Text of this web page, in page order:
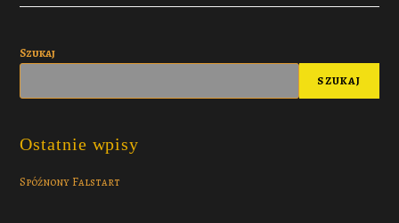
Szukaj
SZUKAJ
Ostatnie wpisy
Spóźnony Falstart